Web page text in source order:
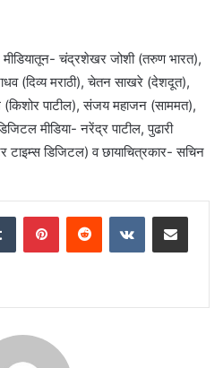
मीडियातून- चंद्रशेखर जोशी (तरुण भारत),
(दिव्य मराठी), चेतन साखरे (देशदूत),
(किशोर पाटील), संजय महाजन (साममत),
मीडिया- नरेंद्र पाटील, पुढारी
टाइम्स डिजिटल) व छायाचित्रकार- सचिन
Tumblr PinterestReddit VKontakteShare via Email